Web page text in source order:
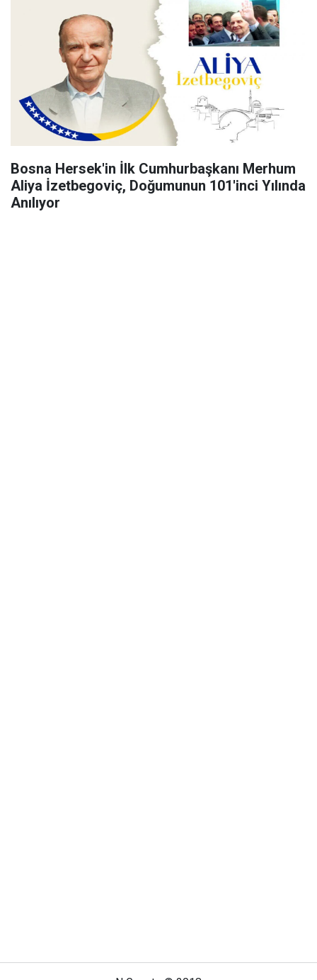
Bosna Hersek'in İlk Cumhurbaşkanı Merhum
Aliya İzetbegoviç, Doğumunun 101'inci Yılında
Anılıyor